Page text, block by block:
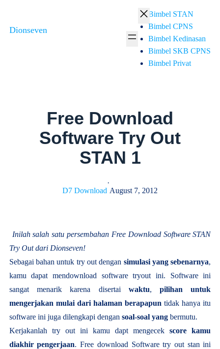
content
Dionseven
Bimbel STAN
Bimbel CPNS
Bimbel Kedinasan
Bimbel SKB CPNS
Bimbel Privat
Free Download
Software Try Out
STAN 1
D7 Download
·
August 7, 2012
Inilah salah satu persembahan Free Download Software STAN
Try Out dari Dionseven!
Sebagai bahan untuk try out dengan simulasi yang sebenarnya,
kamu dapat mendownload software tryout ini. Software ini
sangat menarik karena disertai waktu,pilihan untuk
mengerjakan mulai dari halaman berapapun tidak hanya itu
software ini juga dilengkapi dengan soal-soal yangbermutu.
Kerjakanlah try out ini kamu dapt mengecekscore kamu
diakhir pengerjaan. Free download Software try out stan ini